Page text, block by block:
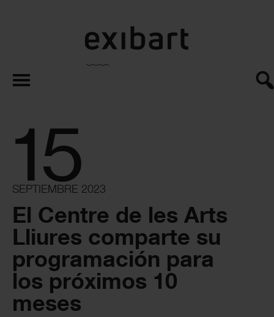
exibart.es
15
SEPTIEMBRE 2023
El Centre de les Arts
Lliures comparte su
programación para
los próximos 10
meses